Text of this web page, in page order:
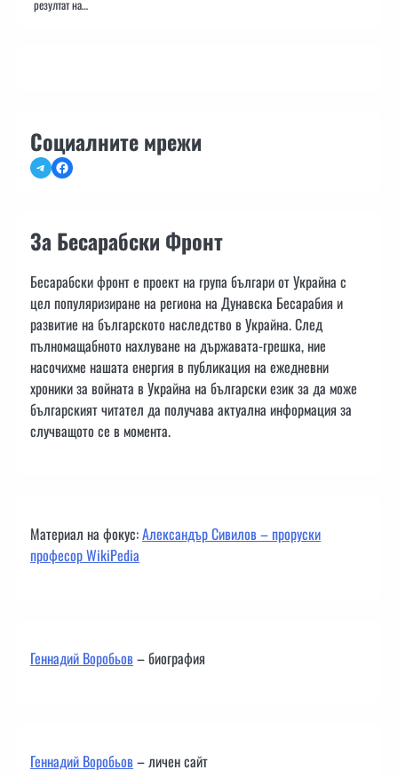
резултат на…
Социалните мрежи
TelegramFacebook
За Бесарабски Фронт
Бесарабски фронт е проект на група българи от Украйна с
цел популяризиране на региона на Дунавска Бесарабия и
развитие на българското наследство в Украйна. След
пълномащабното нахлуване на държавата-грешка, ние
насочихме нашата енергия в публикация на ежедневни
хроники за войната в Украйна на български език за да може
българският читател да получава актуална информация за
случващото се в момента.
Материал на фокус:Александър Сивилов – проруски
професор WikiPedia
Геннадий Воробьов– биография
Геннадий Воробьов– личен сайт